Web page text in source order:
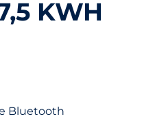
KWH
Bluetooth